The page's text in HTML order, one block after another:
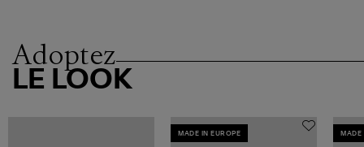
Adoptez
LE LOOK
MADE IN EUROPE MADE